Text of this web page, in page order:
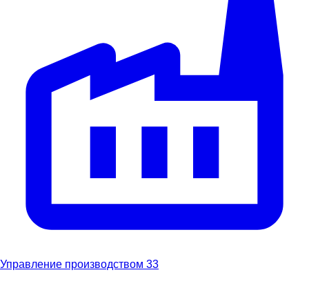
Управление производством 33